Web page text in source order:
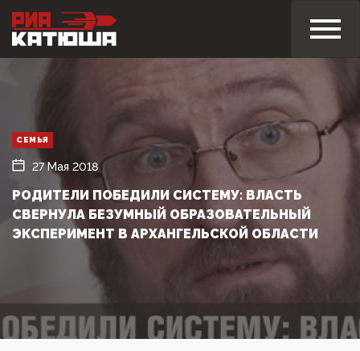
СЕМЬЯ
27 Мая 2018
РОДИТЕЛИ ПОБЕДИЛИ СИСТЕМУ: ВЛАСТЬ
СВЕРНУЛА БЕЗУМНЫЙ ОБРАЗОВАТЕЛЬНЫЙ
ЭКСПЕРИМЕНТ В АРХАНГЕЛЬСКОЙ ОБЛАСТИ